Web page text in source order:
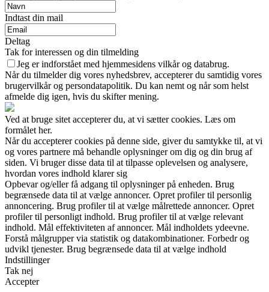
Indtast din mail
Deltag
Tak for interessen og din tilmelding
Jeg er indforstået med hjemmesidens vilkår og databrug.
Når du tilmelder dig vores nyhedsbrev, accepterer du samtidig vores
brugervilkår og persondatapolitik. Du kan nemt og når som helst
afmelde dig igen, hvis du skifter mening.
Ved at bruge sitet accepterer du, at vi sætter cookies. Læs om
formålet her.
Når du accepterer cookies på denne side, giver du samtykke til, at vi
og vores partnere må behandle oplysninger om dig og din brug af
siden. Vi bruger disse data til at tilpasse oplevelsen og analysere,
hvordan vores indhold klarer sig
Opbevar og/eller få adgang til oplysninger på enheden. Brug
begrænsede data til at vælge annoncer. Opret profiler til personlig
annoncering. Brug profiler til at vælge målrettede annoncer. Opret
profiler til personligt indhold. Brug profiler til at vælge relevant
indhold. Mål effektiviteten af annoncer. Mål indholdets ydeevne.
Forstå målgrupper via statistik og datakombinationer. Forbedr og
udvikl tjenester. Brug begrænsede data til at vælge indhold
Indstillinger
Tak nej
Accepter